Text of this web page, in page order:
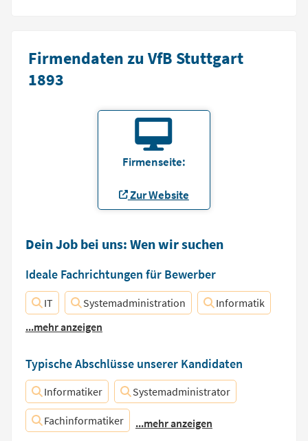
Firmendaten zu VfB Stuttgart
1893
Firmenseite:
Zur Website
Dein Job bei uns: Wen wir suchen
Ideale Fachrichtungen für Bewerber
IT Systemadministration
Informatik
...mehr anzeigen
Typische Abschlüsse unserer Kandidaten
Informatiker Systemadministrator
Fachinformatiker ...mehr anzeigen